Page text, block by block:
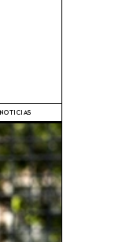
NOTICIAS